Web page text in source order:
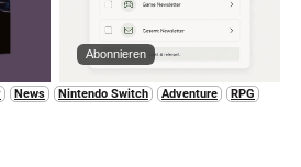
Abonnieren
News Nintendo Switch Adventure
RPG